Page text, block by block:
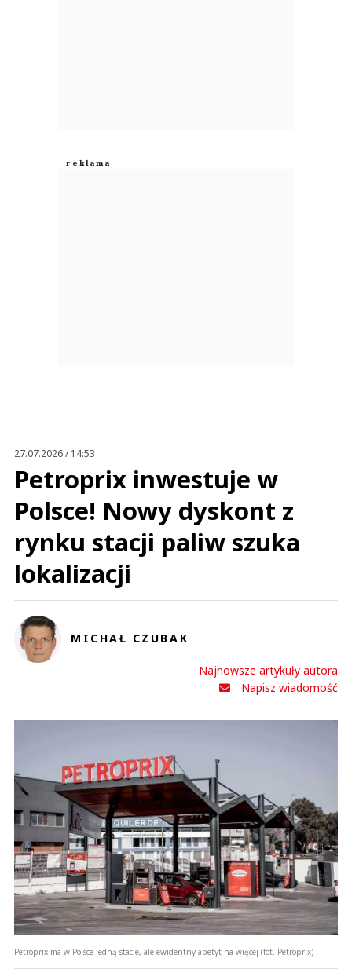
27.07.2026 / 14:53
Petroprix inwestuje w
Polsce! Nowy dyskont z
rynku stacji paliw szuka
lokalizacji
MICHAŁ CZUBAK
Najnowsze artykuły autora
Napisz wiadomość
Petroprix ma w Polsce jedną stacje, ale ewidentny apetyt na więcej (fot. Petroprix)